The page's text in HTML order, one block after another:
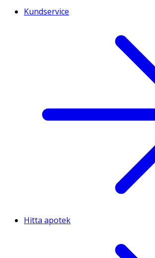
Kundservice
Hitta apotek